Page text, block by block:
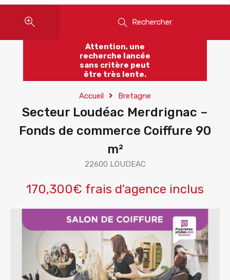
Rechercher
Attention, une
recherche lancée
sans critère peut
être très lente.
Accueil Bretagne
Secteur Loudéac Merdrignac –
Fonds de commerce Coiffure 90
m²
22600 LOUDEAC
170,300€ frais d'agence inclus